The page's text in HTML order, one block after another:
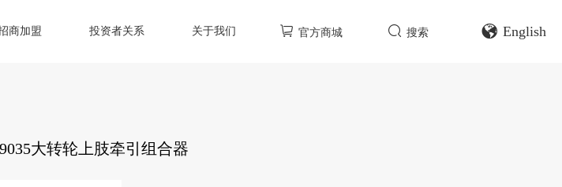
商加盟 投资者关系 关于我们 官方商城 搜索 English
大转轮上肢牵引组合器